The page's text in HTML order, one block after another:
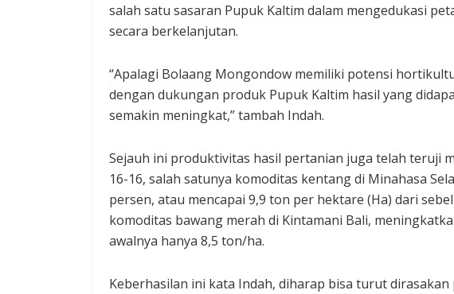
salah satu sasaran Pupuk Kaltim dalam mengedukasi
secara berkelanjutan.
“Apalagi Bolaang Mongondow memiliki potensi
dengan dukungan produk Pupuk Kaltim hasil yang
semakin meningkat,” tambah Indah.
Sejauh ini produktivitas hasil pertanian juga telah teruji
16-16, salah satunya komoditas kentang di Minahasa
persen, atau mencapai 9,9 ton per hektare (Ha) dari
komoditas bawang merah di Kintamani Bali,
awalnya hanya 8,5 ton/ha.
Keberhasilan ini kata Indah, diharap bisa turut